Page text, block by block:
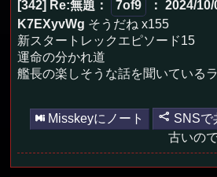
[342] Re:無題 ： 7of9 ： 2024/
K7EXyvWg そうだね x155
新スタートレックエピソード15
運命の分かれ道
艦長の楽しそうな話を聞いている
Misskeyにノート SNSで
古いの